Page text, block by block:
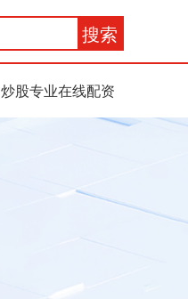
搜索
炒股专业在线配资